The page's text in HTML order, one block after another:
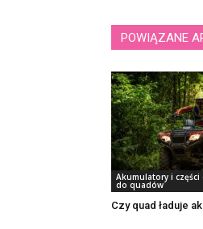
POWIĄZANE
Akumulatory i
do quadów
Czy quad ładuje